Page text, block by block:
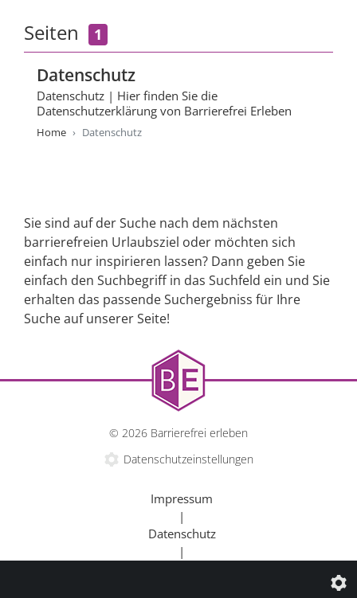
Seiten 1
Datenschutz
Datenschutz | Hier finden Sie die
Datenschutzerklärung von Barrierefrei Erleben
Home Datenschutz
Sie sind auf der Suche nach dem nächsten
barrierefreien Urlaubsziel oder möchten sich
einfach nur inspirieren lassen? Dann geben Sie
einfach den Suchbegriff in das Suchfeld ein und Sie
erhalten das passende Suchergebniss für Ihre
Suche auf unserer Seite!
© 2026 Barrierefrei erleben
Datenschutzeinstellungen
Impressum
|
Datenschutz
|